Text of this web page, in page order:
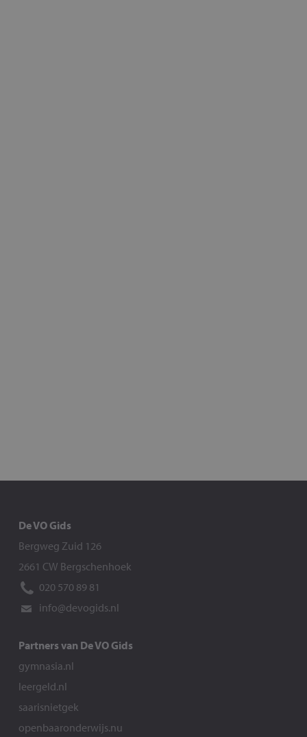
De VO Gids
Bergweg Zuid 126
2661 CW Bergschenhoek
020 570 89 81
info@devogids.nl
Partners van De VO Gids
gymnasia.nl
leergeld.nl
saarisnietgek
openbaaronderwijs.nu